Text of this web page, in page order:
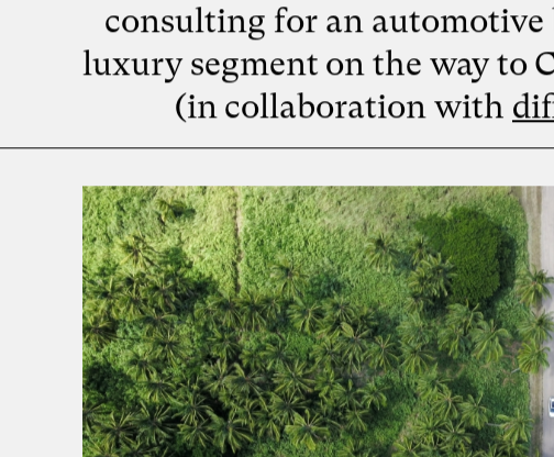
consulting for an automotive
luxury segment on the way to
(in collaboration with